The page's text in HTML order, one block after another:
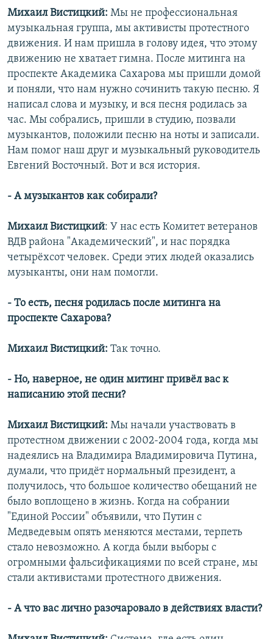
Михаил Вистицкий: Мы не профессиональная
музыкальная группа, мы активисты протестного
движения. И нам пришла в голову идея, что этому
движению не хватает гимна. После митинга на
проспекте Академика Сахарова мы пришли домой
и поняли, что нам нужно сочинить такую песню. Я
написал слова и музыку, и вся песня родилась за
час. Мы собрались, пришли в студию, позвали
музыкантов, положили песню на ноты и записали.
Нам помог наш друг и музыкальный руководитель
Евгений Восточный. Вот и вся история.
- А музыкантов как собирали?
Михаил Вистицкий: У нас есть Комитет ветеранов
ВДВ района "Академический", и нас порядка
четырёхсот человек. Среди этих людей оказались
музыканты, они нам помогли.
- То есть, песня родилась после митинга на
проспекте Сахарова?
Михаил Вистицкий: Так точно.
- Но, наверное, не один митинг привёл вас к
написанию этой песни?
Михаил Вистицкий: Мы начали участвовать в
протестном движении с 2002-2004 года, когда мы
надеялись на Владимира Владимировича Путина,
думали, что придёт нормальный президент, а
получилось, что большое количество обещаний не
было воплощено в жизнь. Когда на собрании
"Единой России" объявили, что Путин с
Медведевым опять меняются местами, терпеть
стало невозможно. А когда были выборы с
огромными фальсификациями по всей стране, мы
стали активистами протестного движения.
- А что вас лично разочаровало в действиях власти?